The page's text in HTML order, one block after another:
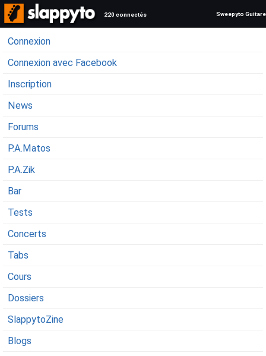
220 connectés Sweepyto Guitare
Connexion
Connexion avec Facebook
Inscription
News
Forums
P.A.Matos
P.A.Zik
Bar
Tests
Concerts
Tabs
Cours
Dossiers
SlappytoZine
Blogs